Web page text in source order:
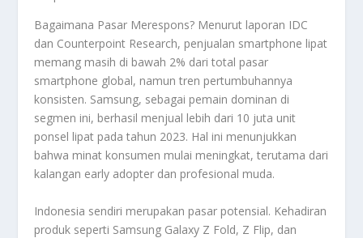
Bagaimana Pasar Merespons? Menurut laporan IDC
dan Counterpoint Research, penjualan smartphone lipat
memang masih di bawah 2% dari total pasar
smartphone global, namun tren pertumbuhannya
konsisten. Samsung, sebagai pemain dominan di
segmen ini, berhasil menjual lebih dari 10 juta unit
ponsel lipat pada tahun 2023. Hal ini menunjukkan
bahwa minat konsumen mulai meningkat, terutama dari
kalangan early adopter dan profesional muda.
Indonesia sendiri merupakan pasar potensial. Kehadiran
produk seperti Samsung Galaxy Z Fold, Z Flip, dan